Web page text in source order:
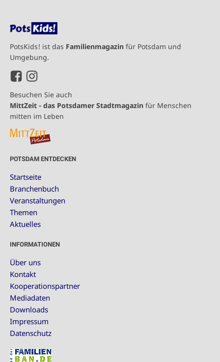
PotsKids! ist das Familienmagazin für Potsdam und
Umgebung.
Besuchen Sie auch
MittZeit - das Potsdamer Stadtmagazin für Menschen
mitten im Leben
POTSDAM ENTDECKEN
Startseite
Branchenbuch
Veranstaltungen
Themen
Aktuelles
INFORMATIONEN
Über uns
Kontakt
Kooperationspartner
Mediadaten
Downloads
Impressum
Datenschutz